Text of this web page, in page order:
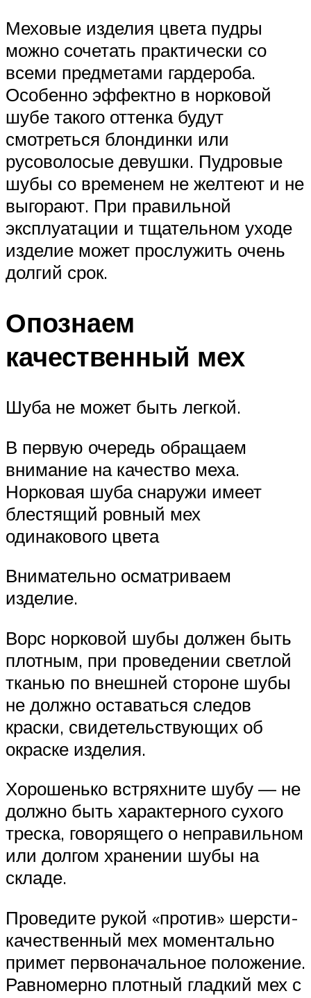
Меховые изделия цвета пудры
можно сочетать практически со
всеми предметами гардероба.
Особенно эффектно в норковой
шубе такого оттенка будут
смотреться блондинки или
русоволосые девушки. Пудровые
шубы со временем не желтеют и не
выгорают. При правильной
эксплуатации и тщательном уходе
изделие может прослужить очень
долгий срок.
Опознаем
качественный мех
Шуба не может быть легкой.
В первую очередь обращаем
внимание на качество меха.
Норковая шуба снаружи имеет
блестящий ровный мех
одинакового цвета
Внимательно осматриваем
изделие.
Ворс норковой шубы должен быть
плотным, при проведении светлой
тканью по внешней стороне шубы
не должно оставаться следов
краски, свидетельствующих об
окраске изделия.
Хорошенько встряхните шубу — не
должно быть характерного сухого
треска, говорящего о неправильном
или долгом хранении шубы на
складе.
Проведите рукой «против» шерсти-
качественный мех моментально
примет первоначальное положение.
Равномерно плотный гладкий мех с